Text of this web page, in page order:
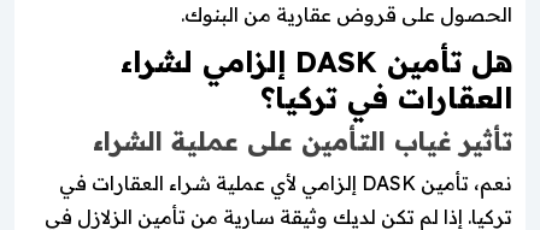
الحصول على قروض عقارية من البنوك.
هل تأمين DASK إلزامي لشراء
العقارات في تركيا؟
تأثير غياب التأمين على عملية الشراء
نعم، تأمين DASK إلزامي لأي عملية شراء العقارات في
تركيا. إذا لم تكن لديك وثيقة سارية من تأمين الزلازل في